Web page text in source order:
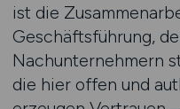
ist die
Geschäftsführung,
Nachunternehmern
die hier offen und